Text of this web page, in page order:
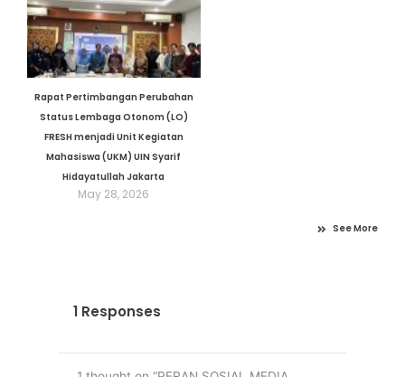
Rapat Pertimbangan Perubahan
Status Lembaga Otonom (LO)
FRESH menjadi Unit Kegiatan
Mahasiswa (UKM) UIN Syarif
Hidayatullah Jakarta
May 28, 2026
See More
1 Responses